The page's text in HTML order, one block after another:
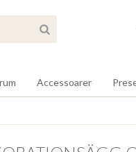
Accessoarer